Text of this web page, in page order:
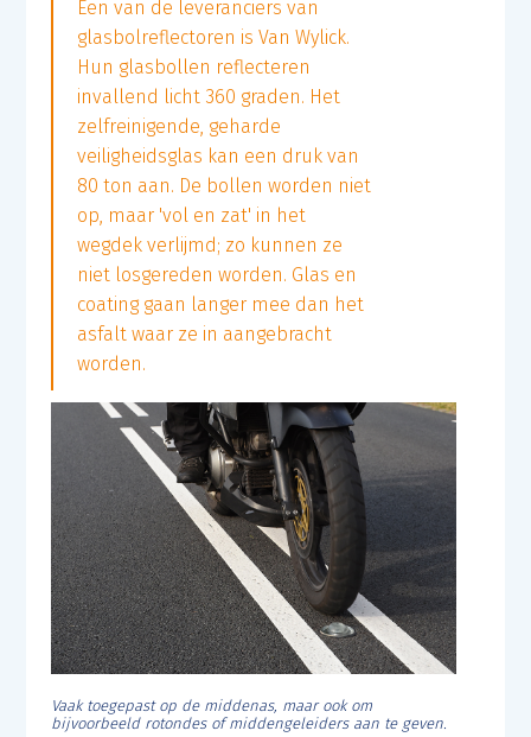
Een van de leveranciers van
glasbolreflectoren is Van Wylick.
Hun glasbollen reflecteren
invallend licht 360 graden. Het
zelfreinigende, geharde
veiligheidsglas kan een druk van
80 ton aan. De bollen worden niet
op, maar 'vol en zat' in het
wegdek verlijmd; zo kunnen ze
niet losgereden worden. Glas en
coating gaan langer mee dan het
asfalt waar ze in aangebracht
worden.
Vaak toegepast op de middenas, maar ook om
bijvoorbeeld rotondes of middengeleiders aan te geven.